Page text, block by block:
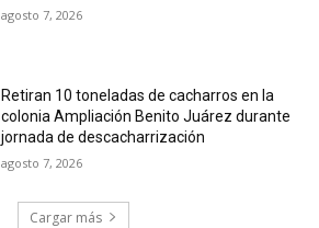
agosto 7, 2026
Retiran 10 toneladas de cacharros en la
colonia Ampliación Benito Juárez durante
jornada de descacharrización
agosto 7, 2026
Cargar más